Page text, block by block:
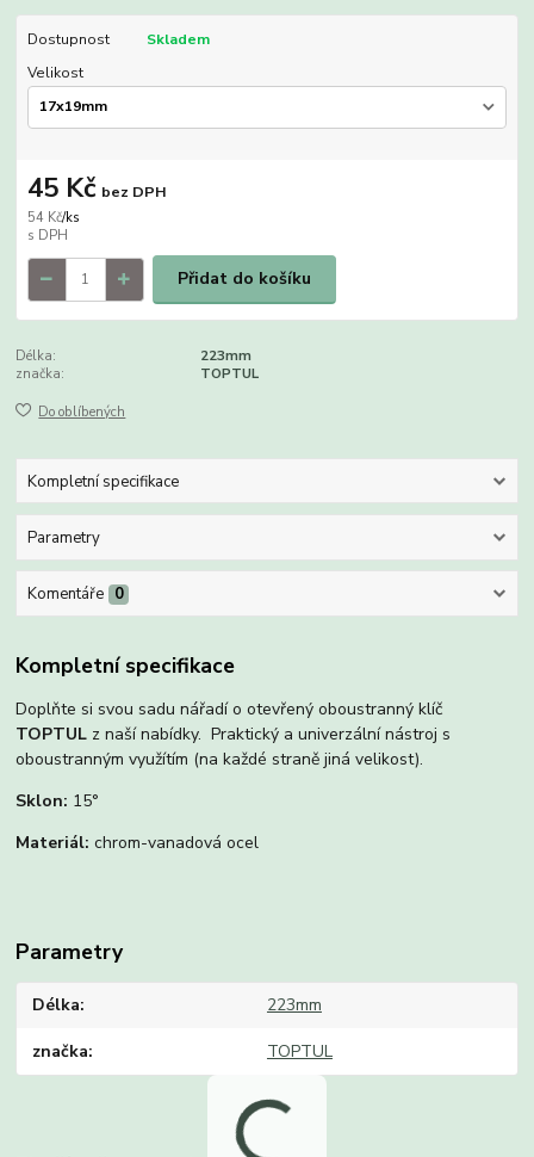
Dostupnost
Skladem
Velikost
54 Kč/ks
45 Kč bez DPH
Přidat do košíku
Délka:
223mm
značka:
TOPTUL
Do oblíbených
Kompletní specifikace
Parametry
Komentáře 0
Kompletní specifikace
Doplňte si svou sadu nářadí o otevřený oboustranný klíč
TOPTUL z naší nabídky. Praktický a univerzální nástroj s
oboustranným využítím (na každé straně jiná velikost).
Sklon: 15°
Materiál:chrom-vanadová ocel
Parametry
Délka 223mm
značka TOPTUL